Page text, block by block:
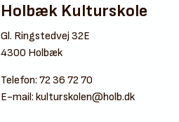
Holbæk Kulturskole
Gl. Ringstedvej 32E
4300 Holbæk
Telefon: 72 36 72 70
E-mail: kulturskolen@holb.dk